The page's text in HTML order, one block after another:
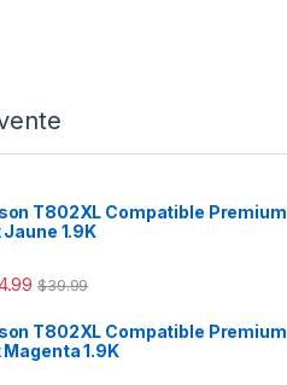
T802XL Compatible Premium
Jaune 1.9K
$39.99
T802XL Compatible Premium
Magenta 1.9K